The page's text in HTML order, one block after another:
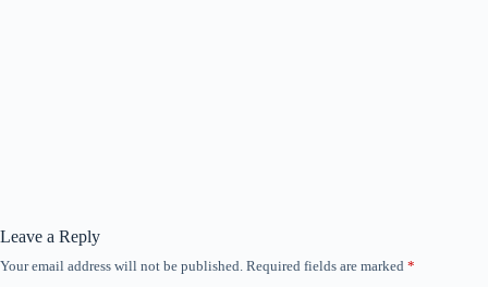
Leave a Reply
Your email address will not be published. Required fields are marked *